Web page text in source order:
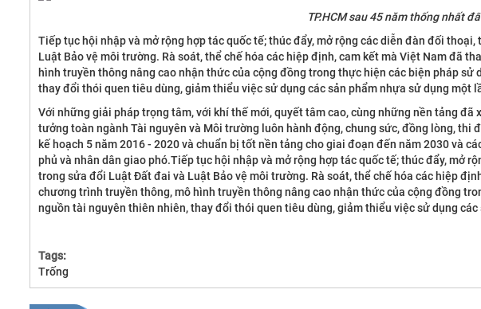
TP.HCM sau 45 năm thống nhất
Tiếp tục hội nhập và mở rộng hợp tác quốc tế; thúc đẩy, mở rộng các diễn đàn đối
Luật Bảo vệ môi trường. Rà soát, thể chế hóa các hiệp định, cam kết mà Việt Nam đã
hình truyền thông nâng cao nhận thức của cộng đồng trong thực hiện các biện pháp
thay đổi thói quen tiêu dùng, giảm thiểu việc sử dụng các sản phẩm nhựa sử dụng một
Với những giải pháp trọng tâm, với khí thế mới, quyết tâm cao, cùng những nền tảng
tưởng toàn ngành Tài nguyên và Môi trường luôn hành động, chung sức, đồng lòng,
kế hoạch 5 năm 2016 - 2020 và chuẩn bị tốt nền tảng cho giai đoạn đến năm 2030 và
phủ và nhân dân giao phó.Tiếp tục hội nhập và mở rộng hợp tác quốc tế; thúc đẩy, mở
trong sửa đổi Luật Đất đai và Luật Bảo vệ môi trường. Rà soát, thể chế hóa các hiệp
chương trình truyền thông, mô hình truyền thông nâng cao nhận thức của cộng đồng
nguồn tài nguyên thiên nhiên, thay đổi thói quen tiêu dùng, giảm thiểu việc sử dụng
Tags:
Trống